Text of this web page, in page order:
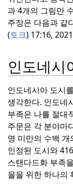
과 4개의 그림만
주장은 다음과 같
(토크) 17:16,
인도네시
인도네시아 도시
생각한다. 인도네
부족은 나를 절대
주문은 각 분야마
명 미만의 수백
인정된 도시와
스탠다드화 부족
을을 위한 하나의